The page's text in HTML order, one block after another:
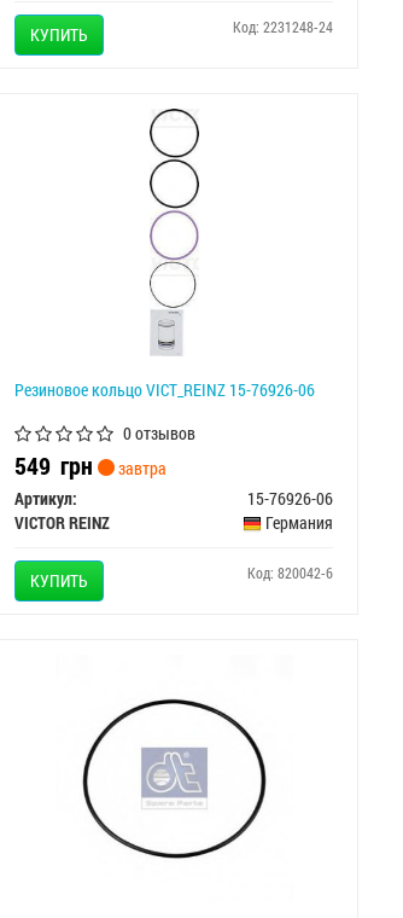
КУПИТЬ Код: 2231248-24
Резиновое кольцо VICT_REINZ 15-76926-06
0 отзывов
549грн
завтра
Артикул:
15-76926-06
VICTOR REINZ
Германия
КУПИТЬ Код: 820042-6